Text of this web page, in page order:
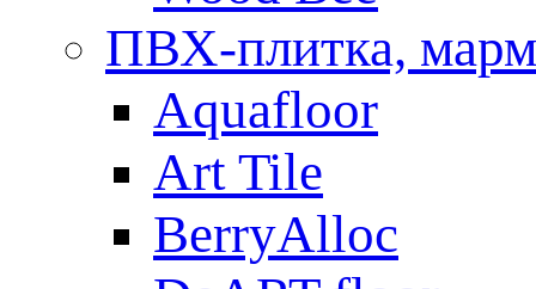
ПВХ-плитка,
Aquafloor
Art Tile
BerryAlloc